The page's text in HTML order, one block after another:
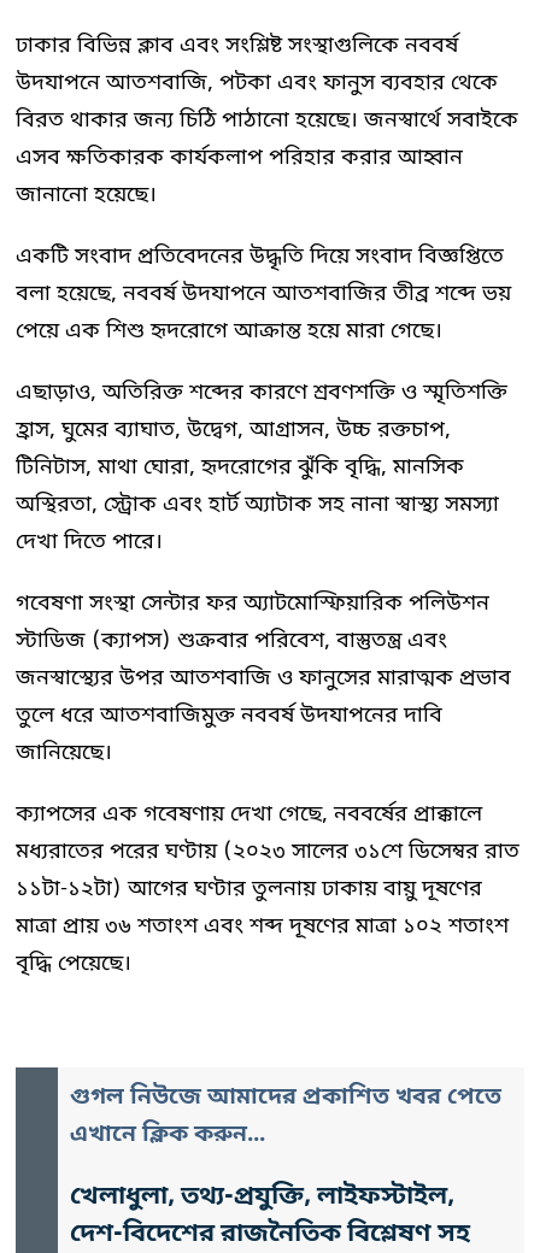
ঢাকার বিভিন্ন ক্লাব এবং সংশ্লিষ্ট সংস্থাগুলিকে নববর্ষ
উদযাপনে আতশবাজি, পটকা এবং ফানুস ব্যবহার থেকে
বিরত থাকার জন্য চিঠি পাঠানো হয়েছে। জনস্বার্থে সবাইকে
এসব ক্ষতিকারক কার্যকলাপ পরিহার করার আহ্বান
জানানো হয়েছে।
একটি সংবাদ প্রতিবেদনের উদ্ধৃতি দিয়ে সংবাদ বিজ্ঞপ্তিতে
বলা হয়েছে, নববর্ষ উদযাপনে আতশবাজির তীব্র শব্দে ভয়
পেয়ে এক শিশু হৃদরোগে আক্রান্ত হয়ে মারা গেছে।
এছাড়াও, অতিরিক্ত শব্দের কারণে শ্রবণশক্তি ও স্মৃতিশক্তি
হ্রাস, ঘুমের ব্যাঘাত, উদ্বেগ, আগ্রাসন, উচ্চ রক্তচাপ,
টিনিটাস, মাথা ঘোরা, হৃদরোগের ঝুঁকি বৃদ্ধি, মানসিক
অস্থিরতা, স্ট্রোক এবং হার্ট অ্যাটাক সহ নানা স্বাস্থ্য সমস্যা
দেখা দিতে পারে।
গবেষণা সংস্থা সেন্টার ফর অ্যাটমোস্ফিয়ারিক পলিউশন
স্টাডিজ (ক্যাপস) শুক্রবার পরিবেশ, বাস্তুতন্ত্র এবং
জনস্বাস্থ্যের উপর আতশবাজি ও ফানুসের মারাত্মক প্রভাব
তুলে ধরে আতশবাজিমুক্ত নববর্ষ উদযাপনের দাবি
জানিয়েছে।
ক্যাপসের এক গবেষণায় দেখা গেছে, নববর্ষের প্রাক্কালে
মধ্যরাতের পরের ঘণ্টায় (২০২৩ সালের ৩১শে ডিসেম্বর রাত
১১টা-১২টা) আগের ঘণ্টার তুলনায় ঢাকায় বায়ু দূষণের
মাত্রা প্রায় ৩৬ শতাংশ এবং শব্দ দূষণের মাত্রা ১০২ শতাংশ
বৃদ্ধি পেয়েছে।
গুগল নিউজে আমাদের প্রকাশিত খবর পেতে
এখানে ক্লিক করুন...
খেলাধুলা, তথ্য-প্রযুক্তি, লাইফস্টাইল,
দেশ-বিদেশের রাজনৈতিক বিশ্লেষণ সহ